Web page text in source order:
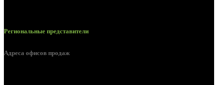
Региональные представители
Адреса офисов продаж